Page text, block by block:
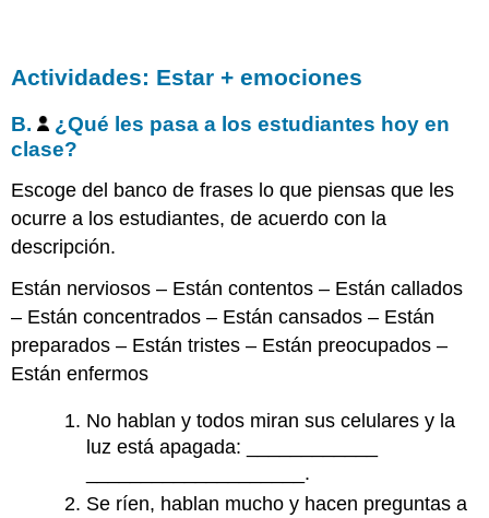
Contributors
Attributions
Actividades: Estar + emociones
B.
¿Qué les pasa a los estudiantes hoy en
clase?
Escoge del banco de frases lo que piensas que les
ocurre a los estudiantes, de acuerdo con la
descripción.
Están nerviosos – Están contentos – Están callados
– Están concentrados – Están cansados – Están
preparados – Están tristes – Están preocupados –
Están enfermos
No hablan y todos miran sus celulares y la
luz está apagada: ____________
____________________.
Se ríen, hablan mucho y hacen preguntas a